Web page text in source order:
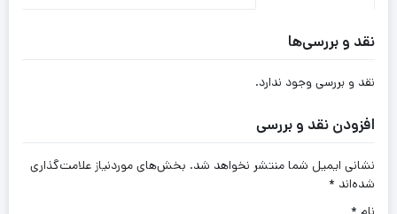
نقد و بررسی‌ها
نقد و بررسی وجود ندارد.
افزودن نقد و بررسی
نشانی ایمیل شما منتشر نخواهد شد. بخش‌های موردنیاز علامت‌گذاری
شده‌اند *